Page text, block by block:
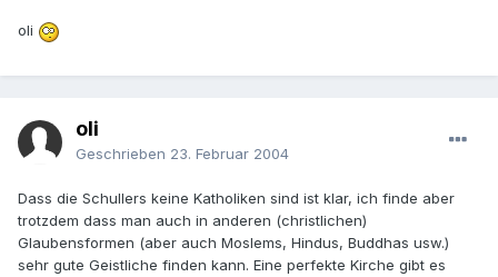
oli
oli
Geschrieben 23. Februar 2004
Dass die Schullers keine Katholiken sind ist klar, ich finde aber
trotzdem dass man auch in anderen (christlichen)
Glaubensformen (aber auch Moslems, Hindus, Buddhas usw.)
sehr gute Geistliche finden kann. Eine perfekte Kirche gibt es